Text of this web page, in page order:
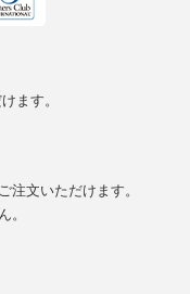
ます。
注文いただけます。
。